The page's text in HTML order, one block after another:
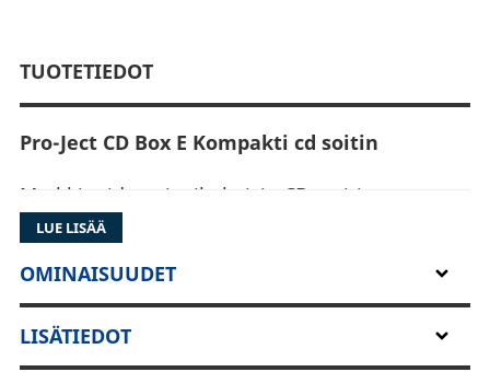
TUOTETIEDOT
Pro-Ject CD Box E Kompakti cd soitin
Markkinoiden pienikokoisin CD -soitin
laadukkaalla DA -muuntimella ja koaksiaalisella
digiliitännällä.
Ultrakompakti perustason CD-soitin–CD Box
E valloittaa uuden hintaluokan.
LUE LISÄÄ
OMINAISUUDET
LISÄTIEDOT